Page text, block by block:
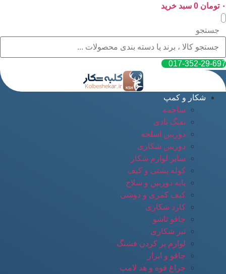
پرش
به
محتوا
۰ تومان 0 سبد خرید
جستجو
017-352-29-697
شکار و کمپ
ساچمه
تفنگ بادی
دوربین اسلحه
دوربین شکاری
سایر لوازم شکار
کوله پشتی و کیف
پایه دوربین و سلاح
کیف کمری و دوشی
کارد شکاری
چاقو تاشو
تبر شکاری
لوازم پر کردن فشنگ
چاقو و ابزار
چراغ قوه و هد لامپ